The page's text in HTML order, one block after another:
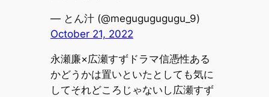
— とん汁 (@megugugugugu_9)
October 21, 2022
永瀬廉×広瀬すずドラマ信憑性ある
かどうかは置いといたとしても気に
してそれどころじゃないし広瀬すず